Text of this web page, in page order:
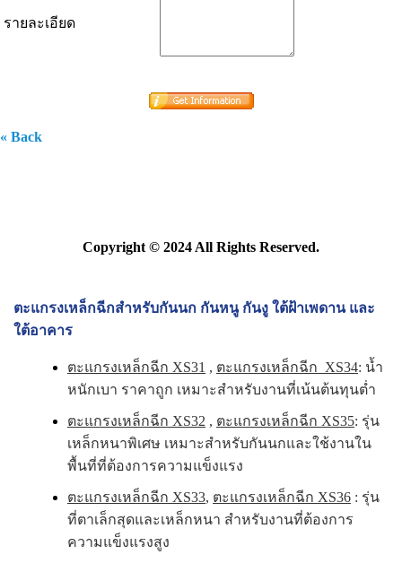
รายละเอียด
« Back
Copyright © 2024 All Rights Reserved.
ตะแกรงเหล็กฉีกสำหรับกันนก กันหนู กันงู ใต้ฝ้าเพดาน และ
ใต้อาคาร
ตะแกรงเหล็กฉีก XS31 , ตะแกรงเหล็กฉีก XS34: น้ำ
หนักเบา ราคาถูก เหมาะสำหรับงานที่เน้นต้นทุนต่ำ
ตะแกรงเหล็กฉีก XS32 , ตะแกรงเหล็กฉีก XS35: รุ่น
เหล็กหนาพิเศษ เหมาะสำหรับกันนกและใช้งานใน
พื้นที่ที่ต้องการความแข็งแรง
ตะแกรงเหล็กฉีก XS33, ตะแกรงเหล็กฉีก XS36 : รุ่น
ที่ตาเล็กสุดและเหล็กหนา สำหรับงานที่ต้องการ
ความแข็งแรงสูง